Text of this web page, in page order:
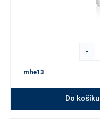
-
mhe13
Do košíku